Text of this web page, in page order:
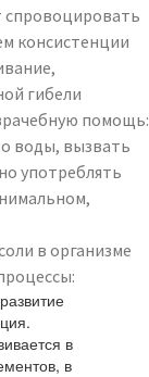
спровоцировать
консистенции
гибели
помощь:
воды, вызвать
употреблять
в организме
в
в